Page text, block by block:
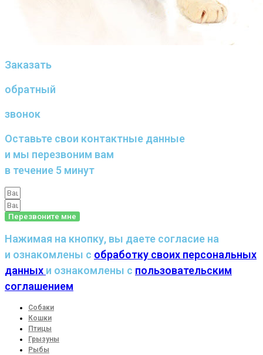
Заказать
обратный
звонок
Оставьте свои контактные данные
и мы перезвоним вам
в течение 5 минут
Перезвоните мне
Нажимая на кнопку, вы даете согласие на
и ознакомлены с обработку своих персональных
данных и ознакомлены с пользовательским
соглашением
Собаки
Кошки
Птицы
Грызуны
Рыбы